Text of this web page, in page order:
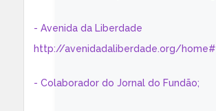
- Avenida da Liberdade
http://avenidadaliberdade.org/home#
- Colaborador do Jornal do Fundão;